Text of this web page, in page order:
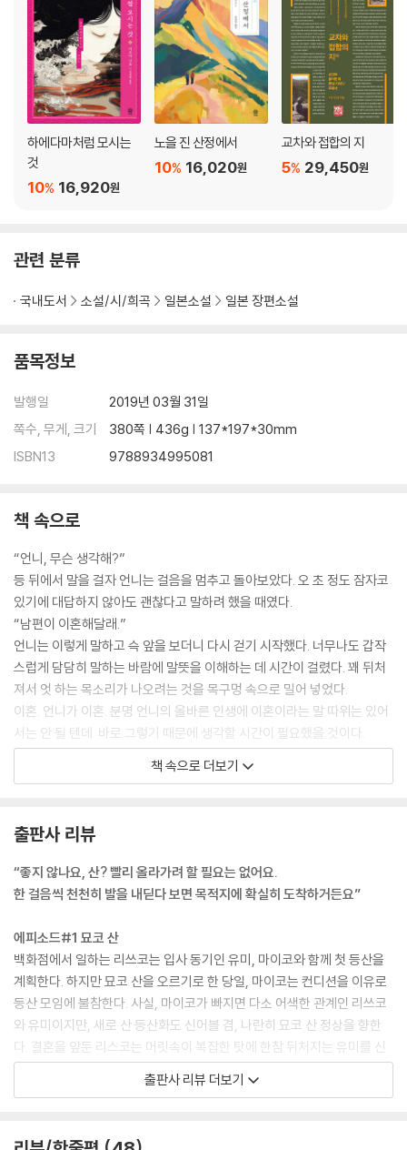
하에다마처럼 모시는
것
16,920원
10%
노을 진 산정에서
16,020원
10%
교차와 접합의 지
29,450원
5%
관련 분류
국내도서 소설/시/희곡 일본소설 일본 장편소설
품목정보
발행일
2019년 03월 31일
쪽수, 무게, 크기
380쪽 | 436g | 137*197*30mm
ISBN13
9788934995081
책 속으로
“언니, 무슨 생각해?”
등 뒤에서 말을 걸자 언니는 걸음을 멈추고 돌아보았다. 오 초 정도 잠자코
있기에 대답하지 않아도 괜찮다고 말하려 했을 때였다.
“남편이 이혼해달래.”
언니는 이렇게 말하고 슥 앞을 보더니 다시 걷기 시작했다. 너무나도 갑작
스럽게 담담히 말하는 바람에 말뜻을 이해하는 데 시간이 걸렸다. 꽤 뒤처
져서 엇 하는 목소리가 나오려는 것을 목구멍 속으로 밀어 넣었다.
이혼. 언니가 이혼. 분명 언니의 올바른 인생에 이혼이라는 말 따위는 있어
서는 안 될 텐데. 바로 그렇기 때문에 생각할 시간이 필요했을 것이다.
뭐가 원인인가? 언니에게 잘못이 있나? 형부에게 잘못이 있나? 나나카는
어떻게 하나? 물어보고 싶은 말이 꼬리에 꼬리를 물고 머릿속에 넘쳐흘렀
그걸 보고 남자는 우리를 붙잡지는 않았지만 닳아빠진 바지 주머니에서 명
함 크기만 한 종이를 두 장 꺼냈다. 친구가 경영하는 바의 한 잔 무료 쿠폰
한 곳에 오래된 서부극에 나올 법한 2층 목조 건물의 술집이 보였다. 근사
하다고 생각하면 근사해 보이기도 하고, 수상쩍다고 생각하면 수상쩍게 보
이기도 했다. 요시다는 전자고 나는 후자였다.
―분명 뭔가 수상하다니까. 관두자.
―나는 뭔가 재미있는 예감이 확 드는데. 여행 끝날 날도 얼마 남지 않았으
니까 모험해보자. 모험인가 하면서 어쩔 수 없이 요시다를 따라가기로 했
다. 갑작스럽게 시작된, 되는 대로 여행이 지금까지는 대성공이었으니까
여기서는 요시다가 하자는 대로 해볼까 하는 생각도 들었다.
바 입구는 2층에 있었다. 거기서 나는 다시금 주춤했지만 요시다는 내 쪽을
책 속으로 더보기
출판사 리뷰
“좋지 않나요, 산? 빨리 올라가려 할 필요는 없어요.
한 걸음씩 천천히 발을 내딛다 보면 목적지에 확실히 도착하거든요”
에피소드#1 묘코 산
백화점에서 일하는 리쓰코는 입사 동기인 유미, 마이코와 함께 첫 등산을
계획한다. 하지만 묘코 산을 오르기로 한 당일, 마이코는 컨디션을 이유로
등산 모임에 불참한다. 사실, 마이코가 빠지면 다소 어색한 관계인 리쓰코
와 유미이지만, 새로 산 등산화도 신어볼 겸, 나란히 묘코 산 정상을 향한
다. 결혼을 앞둔 리스코는 머릿속이 복잡한 탓에 한참 뒤처지는 유미를 신
경 쓰지 못하는데….
출판사 리뷰 더보기